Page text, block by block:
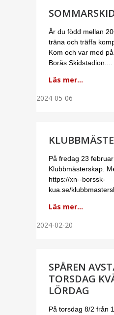
Är du född mellan
träna och träffa
Kom och var med
Borås Skidstadion....
Läs mer...
2024-05-06
På fredag 23
Klubbmästerskap.
https://xn--borssk-
kua.se/
Läs mer...
2024-02-20
SPÅREN
TORSDAG
LÖRDAG
På torsdag 8/2 från